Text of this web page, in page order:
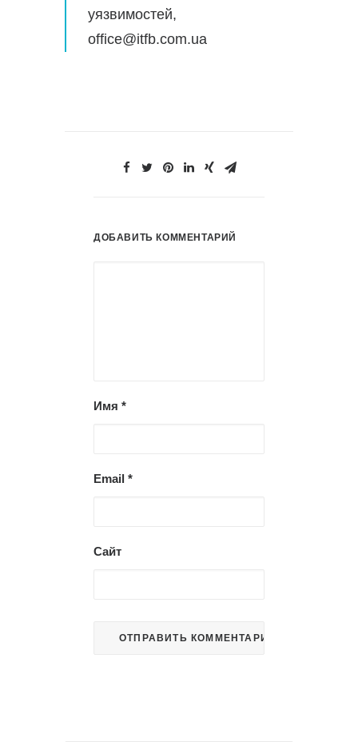
уязвимостей,
office@itfb.com.ua
ДОБАВИТЬ КОММЕНТАРИЙ
Имя *
Email *
Сайт